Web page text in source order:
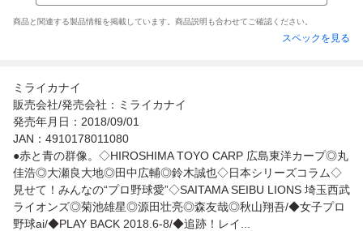
商品と関連する製品情報を掲載しています。商品説明も合わせてご確認ください。
スペックを見る
ミライカナイ
販売会社/発売会社：ミライカナイ
発売年月日：2018/09/01
JAN：4910178011080
●赤と青の群像。◇HIROSHIMA TOYO CARP 広島東洋カープ◎丸
佳浩◎大瀬良大地◎田中広輔◎鈴木誠也◇日本シリーズコラム◇
見せて！みんなの“プロ野球愛”◇SAITAMA SEIBU LIONS 埼玉西武
ライオンズ◎菊池雄星◎源田壮亮◎森友哉◎秋山翔吾/◆女子プロ
野球ai/◆PLAY BACK 2018.6-8/◆追跡！レイ...